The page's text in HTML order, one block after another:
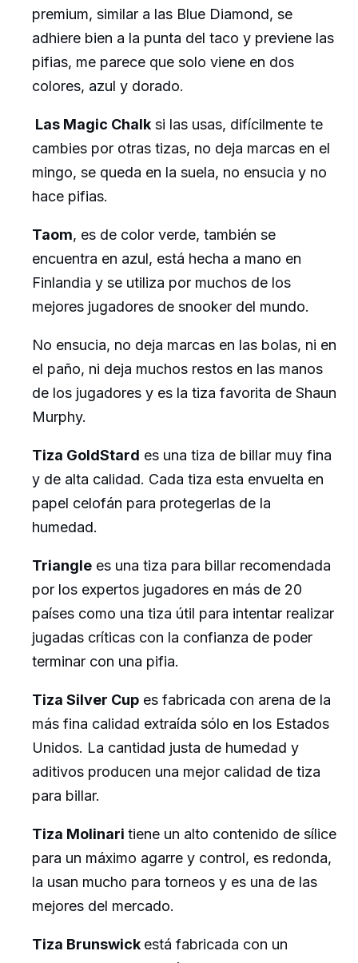
premium, similar a las Blue Diamond, se
adhiere bien a la punta del taco y previene las
pifias, me parece que solo viene en dos
colores, azul y dorado.
Las Magic Chalksi las usas, difícilmente te
cambies por otras tizas, no deja marcas en el
mingo, se queda en la suela, no ensucia y no
hace pifias.
Taom, es de color verde, también se
encuentra en azul, está hecha a mano en
Finlandia y se utiliza por muchos de los
mejores jugadores de snooker del mundo.
No ensucia, no deja marcas en las bolas, ni en
el paño, ni deja muchos restos en las manos
de los jugadores y es la tiza favorita de Shaun
Murphy.
Tiza GoldStard es una tiza de billar muy fina
y de alta calidad. Cada tiza esta envuelta en
papel celofán para protegerlas de la
humedad.
Trianglees una tiza para billar recomendada
por los expertos jugadores en más de 20
países como una tiza útil para intentar realizar
jugadas críticas con la confianza de poder
terminar con una pifia.
Tiza Silver Cupes fabricada con arena de la
más fina calidad extraída sólo en los Estados
Unidos. La cantidad justa de humedad y
aditivos producen una mejor calidad de tiza
para billar.
Tiza Molinari tiene un alto contenido de sílice
para un máximo agarre y control, es redonda,
la usan mucho para torneos y es una de las
mejores del mercado.
Tiza Brunswick está fabricada con un